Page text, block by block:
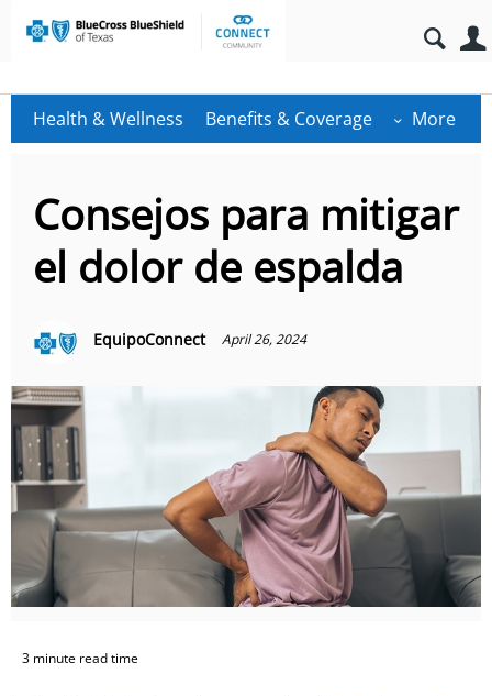
Health & Wellness Benefits & Coverage More
Consejos para mitigar
el dolor de espalda
EquipoConnect April 26, 2024
3 minute read time